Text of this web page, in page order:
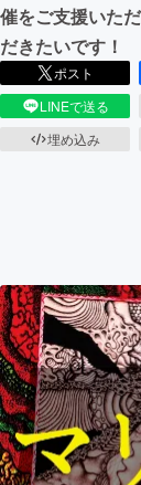
催をご支援いた
だきたいです！
ポスト
LINEで送る
埋め込み